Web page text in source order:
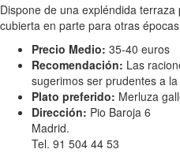
Dispone de una expléndida
cubierta en parte para otras
Precio Medio: 35-40 euros
Recomendación: Las
sugerimos ser prudentes a
Plato preferido: Merluza
Dirección: Pio Baroja 6
Madrid.
Tel. 91 504 44 53